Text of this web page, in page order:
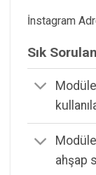
İnstagram
Sık
ahşap